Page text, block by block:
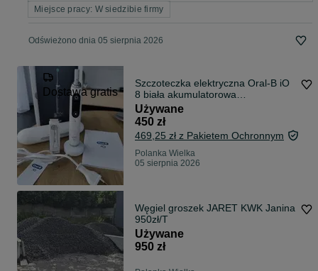
Miejsce pracy: W siedzibie firmy
Odświeżono dnia 05 sierpnia 2026
Dostawa gratis
Szczoteczka elektryczna Oral-B iO
8 biała akumulatorowa
magnetyczna
Używane
450 zł
469,25 zł z Pakietem Ochronnym
Polanka Wielka
05 sierpnia 2026
Węgiel groszek JARET KWK Janina
950zł/T
Używane
950 zł